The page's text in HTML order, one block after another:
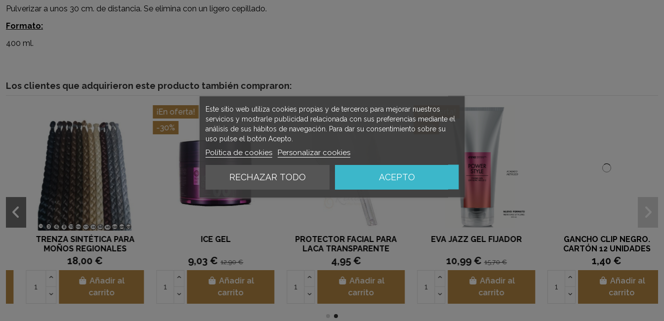
Pulverizar a unos 30 cm. de distancia. Se elimina con un ligero cepillado.
Formato:
400 ml.
Los clientes que adquirieron este producto también compraron:
TRENZA SINTÉTICA PARA
MOÑOS REGIONALES
18,00 €
Añadir al
carrito
¡En oferta!
-30%
ICE GEL
9,03 €12,90 €
Añadir al
carrito
PROTECTOR FACIAL PARA
LACA TRANSPARENTE
4,95 €
Añadir al
carrito
¡En oferta!
-30%
EVA JAZZ GEL FIJADOR
10,99 €15,70 €
Añadir al
carrito
GANCHO CLIP NEGRO.
CARTÓN 12 UNIDADES
1,40 €
Añadir al
carrito
Este sitio web utiliza cookies propias y de terceros para mejorar nuestros
servicios y mostrarle publicidad relacionada con sus preferencias mediante el
análisis de sus hábitos de navegación. Para dar su consentimiento sobre su
uso pulse el botón Acepto.
Política de cookies Personalizar cookies
RECHAZAR TODO ACEPTO